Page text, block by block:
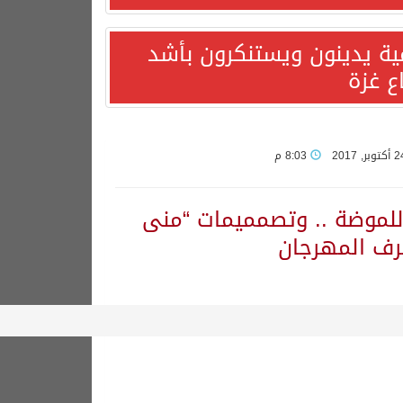
يدينون ويستنكرون بأشد
غزة
للموضة .. وتصمميمات “منى
المهرجان